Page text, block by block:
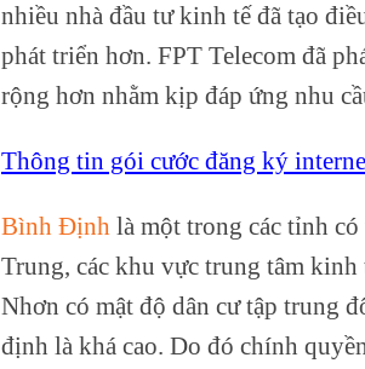
nhiều nhà đầu tư kinh tế đã tạo
phát triển hơn. FPT Telecom đã
rộng hơn nhằm kịp đáp ứng nhu
Thông tin gói cước đăng ký
Bình Định là một trong các tỉnh
Trung, các khu vực trung tâm
Nhơn có mật độ dân cư tập trung
định là khá cao. Do đó chính